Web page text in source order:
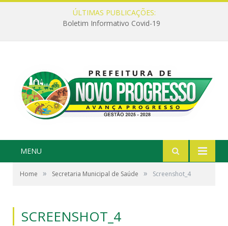
ÚLTIMAS PUBLICAÇÕES:
Boletim Informativo Covid-19
MENU
Home » Secretaria Municipal de Saúde » Screenshot_4
SCREENSHOT_4